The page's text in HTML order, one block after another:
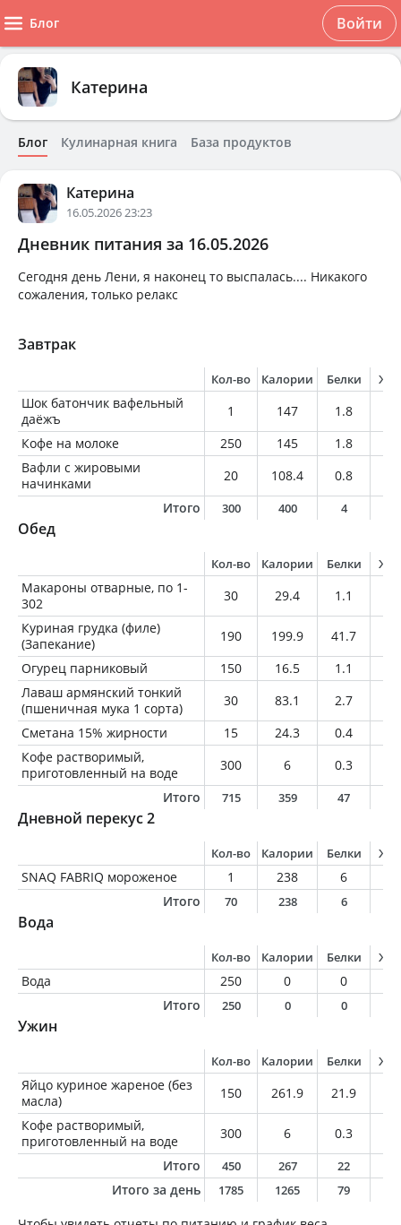
Блог Войти
Катерина
Блог Кулинарная книга База продуктов
Катерина
16.05.2026 23:23
Дневник питания за 16.05.2026
Сегодня день Лени, я наконец то выспалась.... Никакого
сожаления, только релакс
Завтрак
Кол-во Калории Белки
Шок батончик вафельный
даёжъ
1 147 1.8
Кофе на молоке
250 145 1.8
Вафли с жировыми
начинками
20 108.4 0.8
Итого
300 400 4
Обед
Кол-во Калории Белки
Макароны отварные, по 1-
302
30 29.4 1.1
Куриная грудка (филе)
(Запекание)
190 199.9 41.7
Огурец парниковый
150 16.5 1.1
Лаваш армянский тонкий
(пшеничная мука 1 сорта)
30 83.1 2.7
Сметана 15% жирности
15 24.3 0.4
Кофе растворимый,
приготовленный на воде
300 6 0.3
Итого
715 359 47
Дневной перекус 2
Кол-во Калории Белки
SNAQ FABRIQ мороженое 1 238 6
Итого
70 238 6
Вода
Кол-во Калории Белки
Вода 250 0 0
Итого
250 0 0
Ужин
Кол-во Калории Белки
Яйцо куриное жареное (без
масла)
150 261.9 21.9
Кофе растворимый,
приготовленный на воде
300 6 0.3
Итого
450 267 22
Итого за день 1785 1265 79